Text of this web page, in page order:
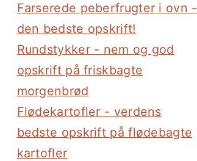
Farserede peberfrugter i ovn -
den bedste opskrift!
Rundstykker - nem og god
opskrift på friskbagte
morgenbrød
Flødekartofler - verdens
bedste opskrift på flødebagte
kartofler